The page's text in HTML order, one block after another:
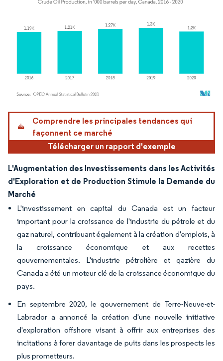
Image © Mordor Intelligence. La réutilisation nécessite une attribution sous CC BY
Comprendre les principales tendances qui
façonnent ce marché
Télécharger un rapport d'exemple
L'Augmentation des Investissements dans les Activités
d'Exploration et de Production Stimule la Demande du
Marché
L'investissement en capital du Canada est un facteur
important pour la croissance de l'industrie du pétrole et du
gaz naturel, contribuant également à la création d'emplois, à
la croissance économique et aux recettes
gouvernementales. L'industrie pétrolière et gazière du
Canada a été un moteur clé de la croissance économique du
pays.
En septembre 2020, le gouvernement de Terre-Neuve-et-
Labrador a annoncé la création d'une nouvelle initiative
d'exploration offshore visant à offrir aux entreprises des
incitations à forer davantage de puits dans les prospects les
plus prometteurs.